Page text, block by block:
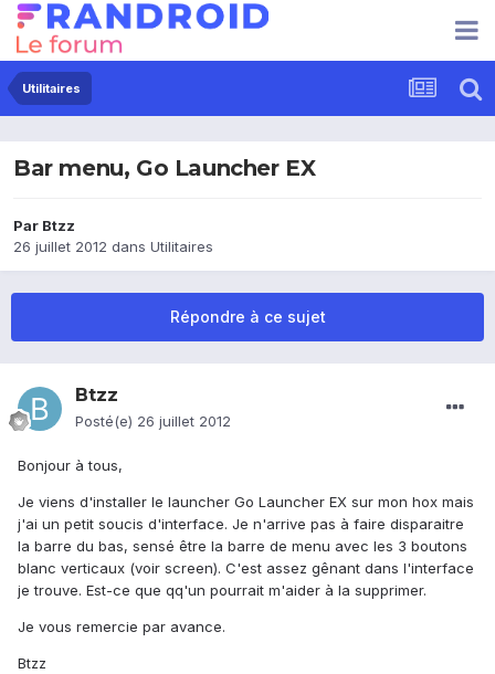
Utilitaires
Bar menu, Go Launcher EX
Par Btzz
26 juillet 2012 dans Utilitaires
Répondre à ce sujet
Btzz
Posté(e) 26 juillet 2012
Bonjour à tous,
Je viens d'installer le launcher Go Launcher EX sur mon hox mais
j'ai un petit soucis d'interface. Je n'arrive pas à faire disparaitre
la barre du bas, sensé être la barre de menu avec les 3 boutons
blanc verticaux (voir screen). C'est assez gênant dans l'interface
je trouve. Est-ce que qq'un pourrait m'aider à la supprimer.
Je vous remercie par avance.
Btzz